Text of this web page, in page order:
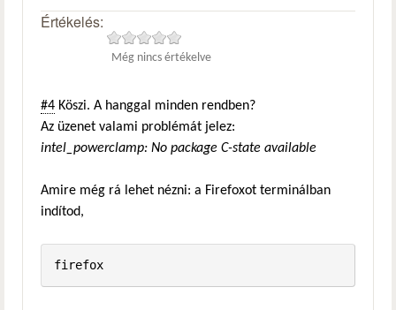
Értékelés:
Még nincs értékelve
#4 Köszi. A hanggal minden rendben?
Az üzenet valami problémát jelez:
intel_powerclamp: No package C-state available
Amire még rá lehet nézni: a Firefoxot terminálban
indítod,
firefox